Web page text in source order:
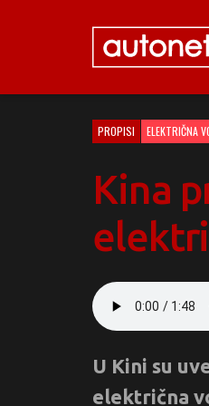
PROPISI ELEKTRIČNA
Kina
U Kini su
električna